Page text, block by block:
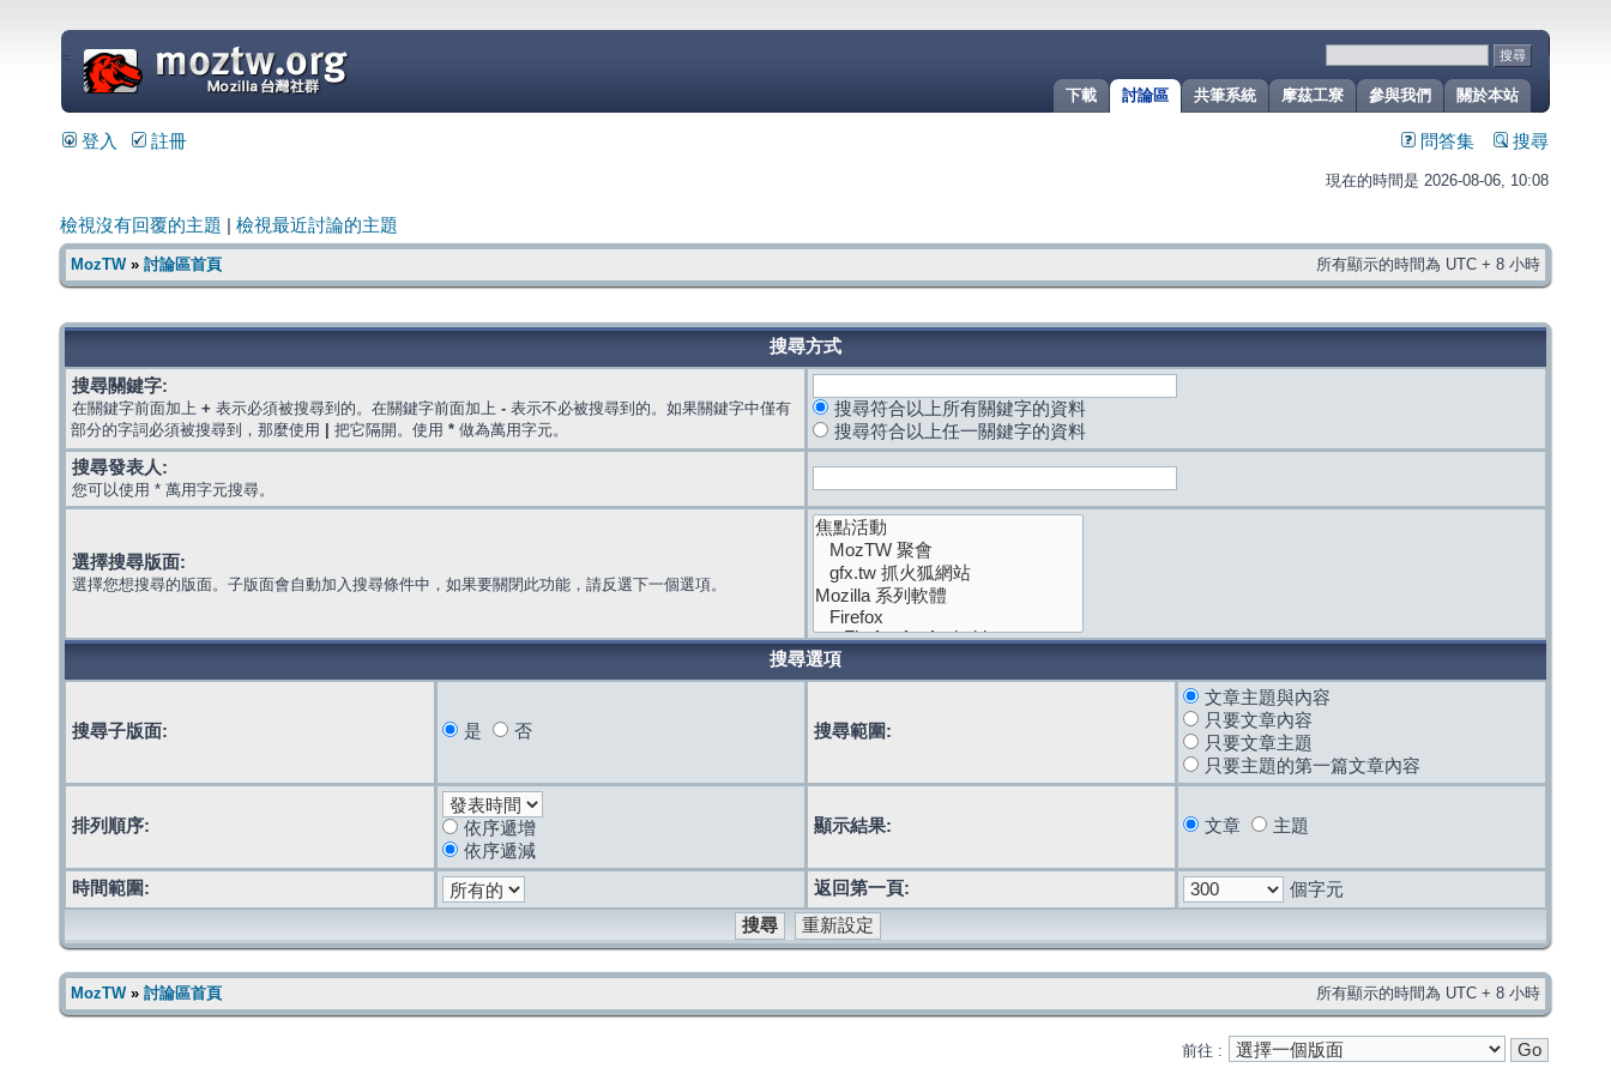
關於本站
參與我們
摩茲工寮
共筆系統
討論區
下載
=
登入 註冊 問答集 搜尋
現在的時間是 2026-08-06, 10:08
檢視沒有回覆的主題 檢視最近討論的主題
MozTW» 討論區首頁 所有顯示的時間為 UTC + 8 小時
搜尋方式
搜尋關鍵字:
在關鍵字前面加上 + 表示必須被搜尋到的。在關鍵字前面加上 - 表示不必被搜尋到的。如果關鍵字中僅有
部分的字詞必須被搜尋到，那麼使用
把它隔開。使用 * 做為萬用字元。
搜尋符合以上所有關鍵字的資料
搜尋符合以上任一關鍵字的資料
搜尋發表人:
您可以使用 * 萬用字元搜尋。
選擇搜尋版面:
選擇您想搜尋的版面。子版面會自動加入搜尋條件中，如果要關閉此功能，請反選下一個選項。
搜尋選項
搜尋子版面: 是 否 搜尋範圍:
文章主題與內容
只要文章內容
只要文章主題
只要主題的第一篇文章內容
排列順序:
依序遞增
依序遞減
顯示結果: 文章 主題
時間範圍: 返回第一頁: 個字元
MozTW» 討論區首頁 所有顯示的時間為 UTC + 8 小時
前往 :